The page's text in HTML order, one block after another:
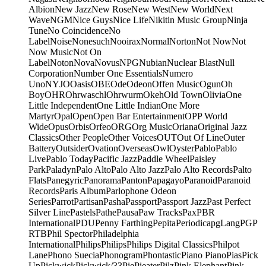
AlbionNew JazzNew RoseNew WestNew WorldNext
WaveNGMNice GuysNice LifeNikitin Music GroupNinja
TuneNo CoincidenceNo
LabelNoiseNonesuchNooiraxNormalNortonNot NowNot
Now MusicNot On
LabelNotonNovaNovusNPGNubianNuclear BlastNull
CorporationNumber One EssentialsNumero
UnoNYJOOasisOBEOdeOdeonOffen MusicOgunOh
BoyOHROhrwaschlOhrwurmOkehOld TownOliviaOne
Little IndependentOne Little IndianOne More
MartyrOpalOpenOpen Bar EntertainmentOPP World
WideOpusOrbisOrfeoORGOrg MusicOrianaOriginal Jazz
ClassicsOther PeopleOther VoicesOUTOut Of LineOuter
BatteryOutsiderOvationOverseasOwlOysterPabloPablo
LivePablo TodayPacific JazzPaddle WheelPaisley
ParkPaladynPalo AltoPalo Alto JazzPalo Alto RecordsPalto
FlatsPanegyricPanoramaPantonPapagayoParanoidParanoid
RecordsParis AlbumParlophone Odeon
SeriesParrotPartisanPashaPassportPassport JazzPast Perfect
Silver LinePastelsPathePausaPaw TracksPaxPBR
InternationalPDUPenny FarthingPepitaPeriodicapgLangPGP
RTBPhil SpectorPhiladelphia
InternationalPhilipsPhilipsPhilips Digital ClassicsPhilpot
LanePhono SueciaPhonogramPhontasticPiano PianoPiasPick